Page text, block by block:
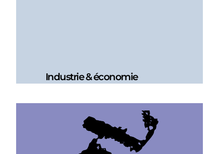
Industrie & économie